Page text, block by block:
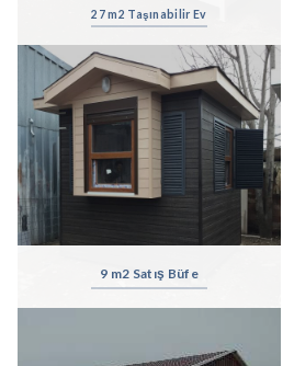
27 m2 Taşınabilir Ev
9 m2 Satış Büfe